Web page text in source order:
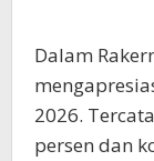
Dalam
2026.
persen dan